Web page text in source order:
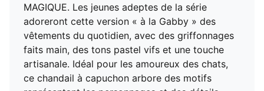
MAGIQUE. Les jeunes adeptes de la série
adoreront cette version « à la Gabby » des
vêtements du quotidien, avec des griffonnages
faits main, des tons pastel vifs et une touche
artisanale. Idéal pour les amoureux des chats,
ce chandail à capuchon arbore des motifs